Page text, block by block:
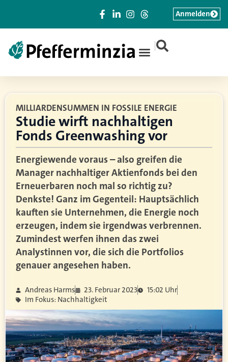
|
Anmelden
MILLIARDENSUMMEN IN FOSSILE ENERGIE
Studie wirft nachhaltigen
Fonds Greenwashing vor
Energiewende voraus – also greifen die
Manager nachhaltiger Aktienfonds bei den
Erneuerbaren noch mal so richtig zu?
Denkste! Ganz im Gegenteil: Hauptsächlich
kauften sie Unternehmen, die Energie noch
erzeugen, indem sie irgendwas verbrennen.
Zumindest werfen ihnen das zwei
Analystinnen vor, die sich die Portfolios
genauer angesehen haben.
Andreas Harms 23. Februar 2023
15:02 Uhr
Im Fokus: Nachhaltigkeit